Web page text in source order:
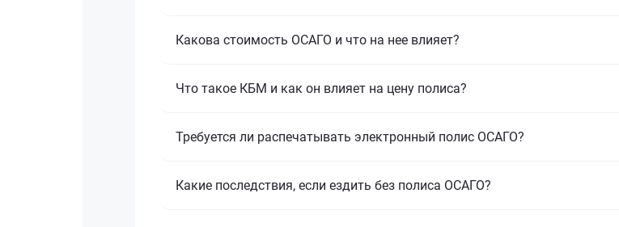
Какова стоимость ОСАГО и что на нее влияет?
Что такое КБМ и как он влияет на цену полиса?
Требуется ли распечатывать электронный полис ОСАГО?
Какие последствия, если ездить без полиса ОСАГО?